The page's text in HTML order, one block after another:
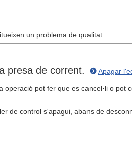
un problema de qualitat.
presa de corrent. Apagar
pot fer que es cancel·li o pot
de control s'apagui, abans de